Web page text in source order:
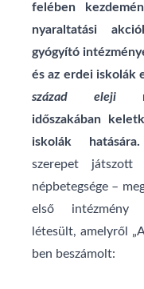
felében
nyaraltatási
gyógyító
és az erdei iskolák
század eleji
időszakában
iskolák
szerepet
népbetegsége –
első intézmény
létesült, amelyről
ben beszámolt: